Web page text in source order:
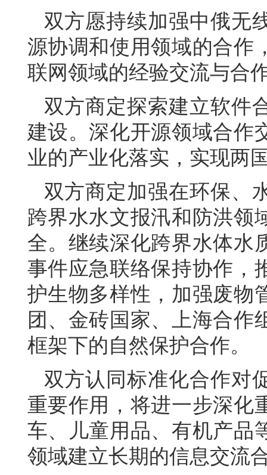
双方愿持续加强中俄无
源协调和使用领域的合作
联网领域的经验交流与合
双方商定探索建立软件
建设。深化开源领域合作
业的产业化落实，实现两
双方商定加强在环保、
跨界水水文报汛和防洪领
全。继续深化跨界水体水
事件应急联络保持协作，
护生物多样性，加强废物
团、金砖国家、上海合作
框架下的自然保护合作。
双方认同标准化合作对
重要作用，将进一步深化
车、儿童用品、有机产品
领域建立长期的信息交流